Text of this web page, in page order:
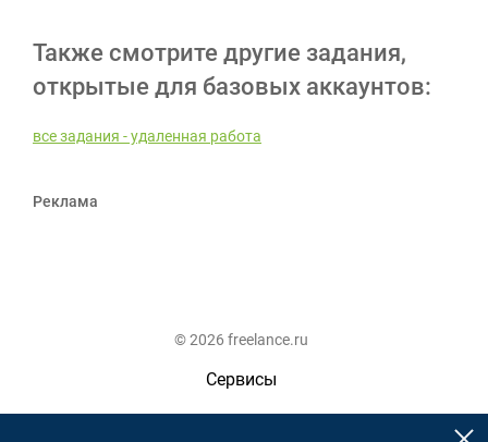
Также смотрите другие задания,
открытые для базовых аккаунтов:
все задания - удаленная работа
Реклама
© 2026 freelance.ru
Сервисы
Помощь